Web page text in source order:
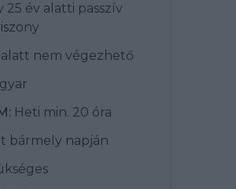
25 év alatti passzív
alatt nem végezhető
Heti min. 20 óra
bármely napján